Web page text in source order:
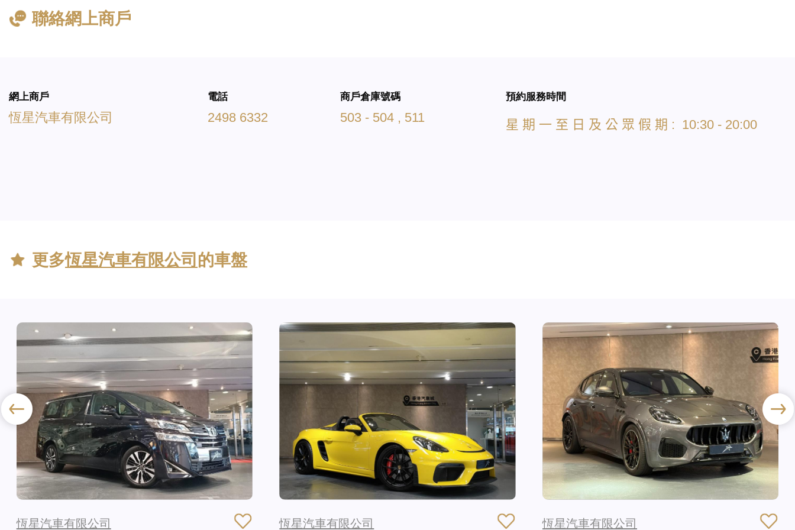
聯絡網上商戶
網上商戶
恆星汽車有限公司
電話
2498 6332
商戶倉庫號碼
503 - 504 , 511
預約服務時間
星 期 一 至 日 及 公 眾 假 期 : 10:30 - 20:00
更多恆星汽車有限公司 的車盤
恆星汽車有限公司 恆星汽車有限公司 恆星汽車有限公司